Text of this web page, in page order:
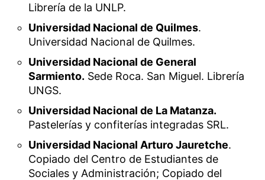
Librería de la UNLP.
Universidad Nacional de Quilmes.
Universidad Nacional de Quilmes.
Universidad Nacional de General
Sarmiento. Sede Roca. San Miguel. Librería
UNGS.
Universidad Nacional de La Matanza.
Pastelerías y confiterías integradas SRL.
Universidad Nacional Arturo Jauretche.
Copiado del Centro de Estudiantes de
Sociales y Administración; Copiado del